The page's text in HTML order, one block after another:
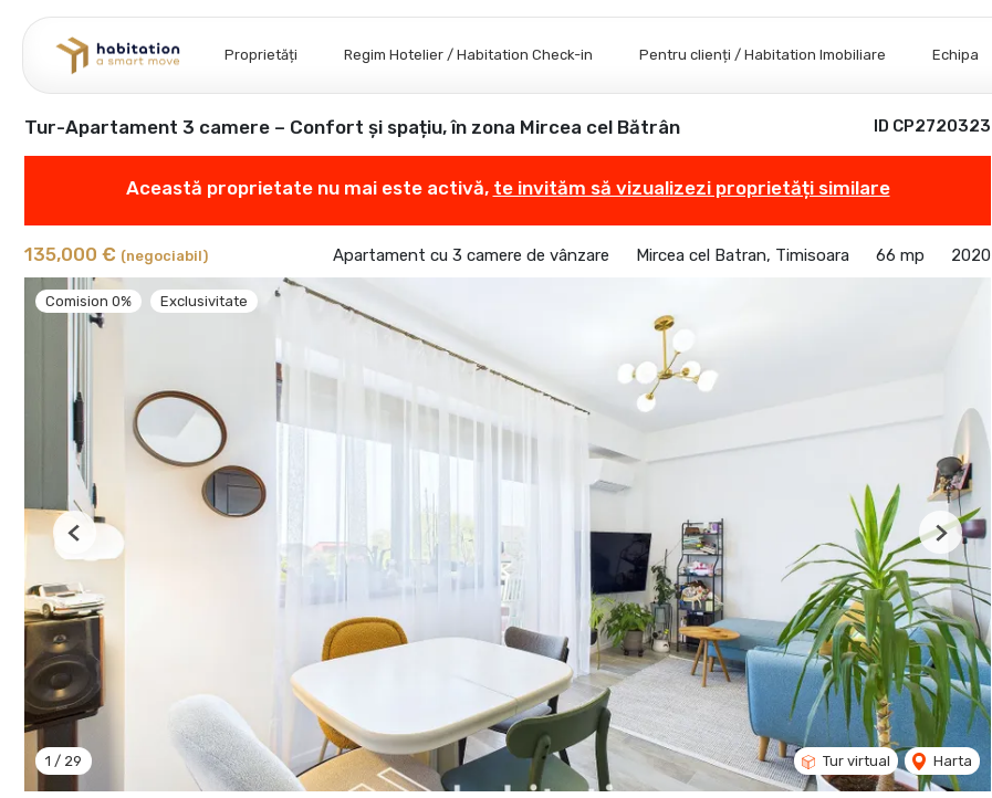
Proprietăți Regim Hotelier / Habitation Check-in Pentru clienți / Habitation Imobiliare Echipa
ID CP2720323
Tur-Apartament 3 camere – Confort și spațiu, în zona Mircea cel Bătrân
Această proprietate nu mai este activă, te invităm să vizualizezi proprietăți similare
135,000 € (negociabil) Apartament cu 3 camere de vânzare Mircea cel Batran, Timisoara 66 mp 2020
Comision 0% Exclusivitate
1 / 29 Tur virtual Harta
Previous Next